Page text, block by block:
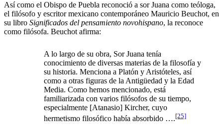
Así como el Obispo de Puebla reconoció a sor Juana como teóloga,
el filósofo y escritor mexicano contemporáneo Mauricio Beuchot, en
su libro Significados del pensamiento novohispano, la reconoce
como filósofa. Beuchot afirma:
A lo largo de su obra, Sor Juana tenía
conocimiento de diversas materias de la filosofía y
su historia. Menciona a Platón y Aristóteles, así
como a otras figuras de la Antigüedad y la Edad
Media. Como hemos mencionado, está
familiarizada con varios filósofos de su tiempo,
especialmente [Atanasio] Kircher, cuyo
hermetismo filosófico había absorbido ….[25]